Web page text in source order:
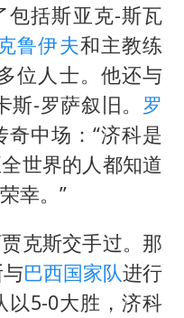
包括斯亚克-斯瓦
鲁伊夫和主教练
位人士。他还与
斯-罗萨叙旧。 罗
中场：“济科是
世界的人都知道
幸。”
克斯交手过。那
巴西国家队进行
以5-0大胜，济科